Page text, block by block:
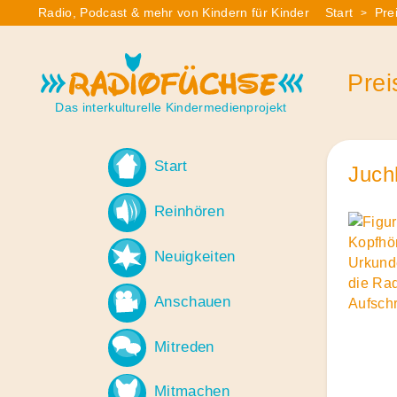
to
Radio, Podcast & mehr von Kindern für Kinder
Sie
Start >
Das interkulturelle Kindermedienprojekt
Start
Reinhören
Neuigkeiten
Anschauen
Mitreden
Mitmachen